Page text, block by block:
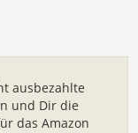
ausbezahlte
und Dir die
das Amazon